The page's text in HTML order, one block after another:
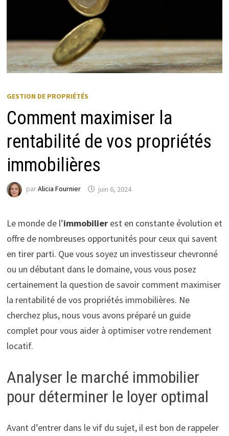
GESTION DE PROPRIÉTÉS
Comment maximiser la
rentabilité de vos propriétés
immobilières
parAlicia Fournier juin 6, 2024
Le monde de l’immobilierest en constante évolution et
offre de nombreuses opportunités pour ceux qui savent
en tirer parti. Que vous soyez un investisseur chevronné
ou un débutant dans le domaine, vous vous posez
certainement la question de savoir comment maximiser
la rentabilité de vos propriétés immobilières. Ne
cherchez plus, nous vous avons préparé un guide
complet pour vous aider à optimiser votre rendement
locatif.
Analyser le marché immobilier
pour déterminer le loyer optimal
Avant d’entrer dans le vif du sujet, il est bon de rappeler